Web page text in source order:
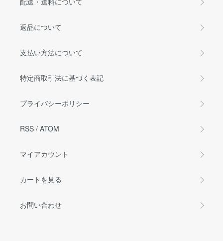
返品について
支払い方法について
特定商取引法に基づく表記
プライバシーポリシー
RSS / ATOM
マイアカウント
カートを見る
お問い合わせ